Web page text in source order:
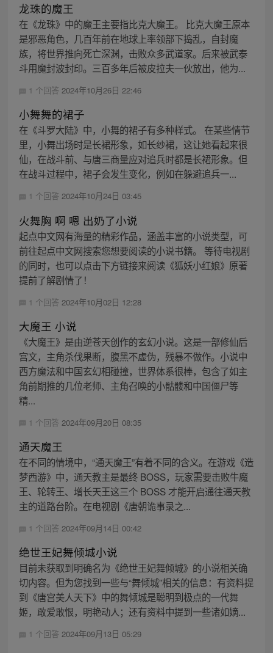
龙珠的魔王
在《龙珠》中的魔王主要指比克大魔王。 比克大魔王原本
是邪恶角色，几百年前在地球上率领部下捣乱，自封魔
族，将世界推向死亡深渊，击败众多武道家。后来被武泰
斗用魔封波封印。三百多年后被皮拉夫一伙放出，他为...
1 个回答 2024年10月26日 22:46
小舞舞的裙子
在《斗罗大陆》中，小舞的裙子有多种样式。 在某些情节
里，小舞出场时是长裙形象，如长纱裙，这让她看起来很
仙，在战斗前、与唐三商量应对追兵时都是长裙形象。但
在战斗过程中，裙子会发生变化，例如在躲避追兵一...
1 个回答 2024年10月24日 03:45
火舞胸 啊 嗯 出奶了小说
起点中文网有海量的精彩作品，涵盖丰富的小说类型，可
前往起点中文网搜索您想要阅读的小说书籍。 等待电视剧
的同时，也可以点击下方链接来阅读《狐妖小红娘》原著
提前了解剧情了！
1 个回答 2024年10月02日 12:28
大魔王 小说
《大魔王》是由逆苍天创作的玄幻小说。这是一部修仙后
宫文，主角杀伐果断，腹黑不虚伪，残暴不做作。小说中
西方魔法和中国玄幻相碰撞，世界体系很棒，包含了如主
角前期推的几位老师、主角召唤的小骷髅和中国僵尸等
精...
1 个回答 2024年09月20日 08:35
通天魔王
在不同的情境中，“通天魔王”有着不同的含义。在游戏《造
梦西游》中，通天教主是最终 BOSS，玩家需要击败牛魔
王、轮转王、增长天王这三个 BOSS 才能开启通往通天教
主的道路台阶。在电视剧《唐朝诡事录之...
1 个回答 2024年09月14日 00:42
绝世王妃舞倾城小说
目前未获取到明确名为《绝世王妃舞倾城》的小说相关确
切内容。但为您找到一些与“舞倾城”相关的信息：有资料提
到《唐宫美人天下》中的舞倾城是聪明到极点的一代舞
姬，敢爱敢恨，明艳动人；还有资料中提到一些诸如嫡...
1 个回答 2024年09月13日 05:29